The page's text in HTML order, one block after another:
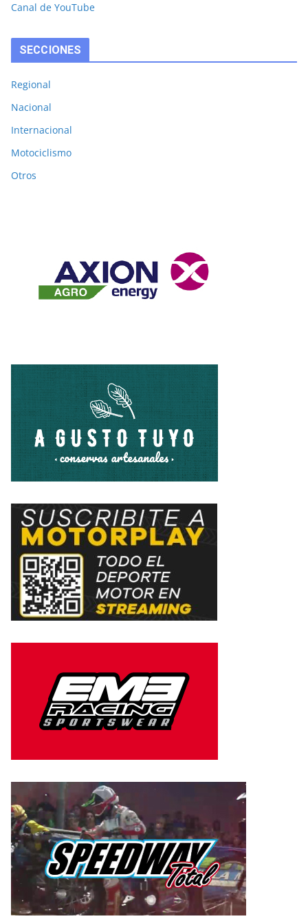
Canal de YouTube
SECCIONES
Regional
Nacional
Internacional
Motociclismo
Otros